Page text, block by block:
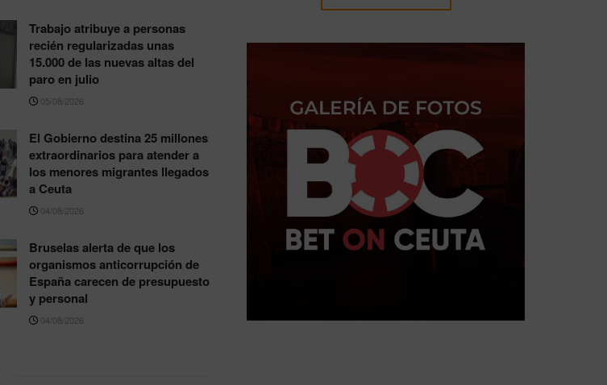
Trabajo atribuye a personas
recién regularizadas unas
15.000 de las nuevas altas del
paro en julio
05/08/2026
El Gobierno destina 25 millones
extraordinarios para atender a
los menores migrantes llegados
a Ceuta
04/08/2026
Bruselas alerta de que los
organismos anticorrupción de
España carecen de presupuesto
y personal
04/08/2026